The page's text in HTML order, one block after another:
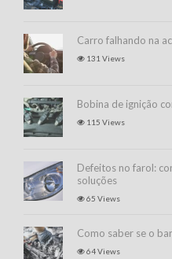
Carro falhando na
131 Views
Bobina de ignição
115 Views
Defeitos no farol:
soluções
65 Views
Como saber se o
64 Views